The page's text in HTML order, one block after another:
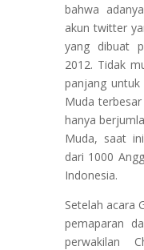
bahwa
akun twitter
yang dibuat
2012. Tidak
panjang
Muda
hanya
Muda, saat
dari 1000
Indonesia.
Setelah acara
pemaparan
perwakilan